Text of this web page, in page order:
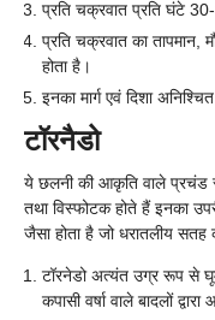
प्रति चक्रवात प्रति घंटे
प्रति चक्रवात का तापमान,
होता है।
इनका मार्ग एवं दिशा
टॉरनैडो
ये छलनी की आकृति वाले प्रचंड
तथा विस्फोटक होते हैं इनका
जैसा होता है जो धरातलीय
टॉरनेडो अत्यंत उग्र रूप से
कपासी वर्षा वाले बादलों